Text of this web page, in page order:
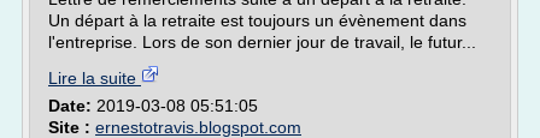
Un départ à la retraite est toujours un évènement dans
l'entreprise. Lors de son dernier jour de travail, le futur...
Lire la suite
Date: 2019-03-08 05:51:05
Site : ernestotravis.blogspot.com